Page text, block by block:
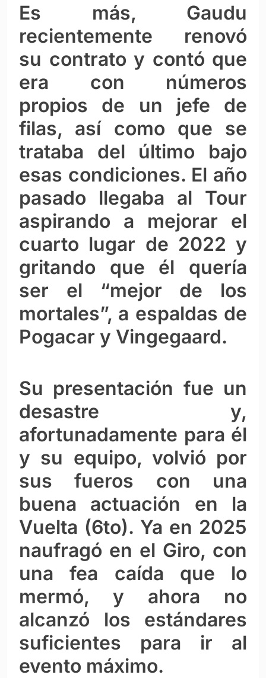
Es más, Gaudu
recientemente renovó
su contrato y contó que
era con números
propios de un jefe de
filas, así como que se
trataba del último bajo
esas condiciones. El año
pasado llegaba al Tour
aspirando a mejorar el
cuarto lugar de 2022 y
gritando que él quería
ser el “mejor de los
mortales”, a espaldas de
Pogacar y Vingegaard.
Su presentación fue un
desastre y,
afortunadamente para él
y su equipo, volvió por
sus fueros con una
buena actuación en la
Vuelta (6to). Ya en 2025
naufragó en el Giro, con
una fea caída que lo
mermó, y ahora no
alcanzó los estándares
suficientes para ir al
evento máximo.